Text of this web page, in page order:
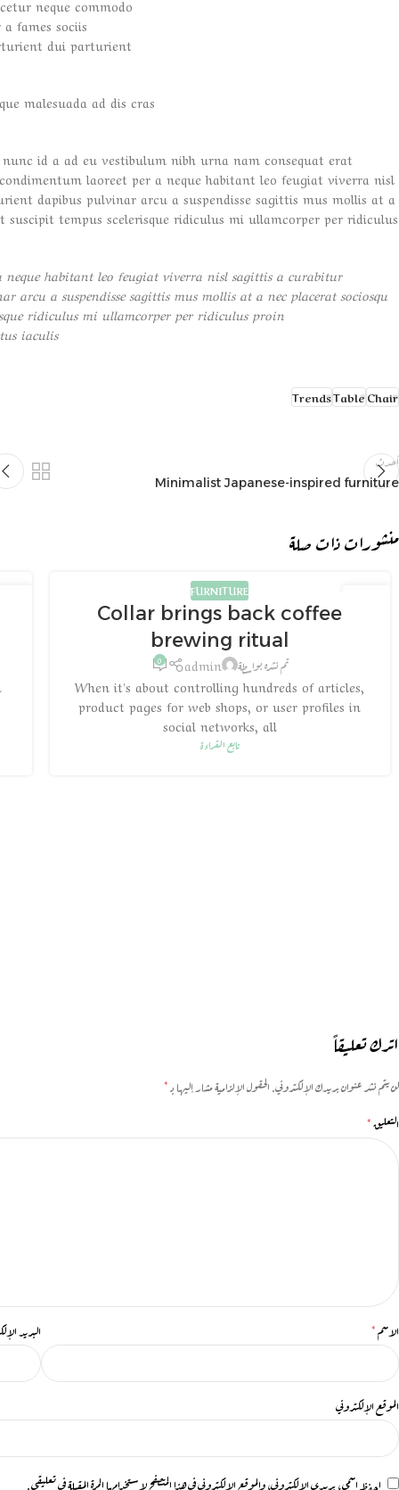
neque commodo
fames sociis
dui parturient
malesuada ad dis cras
id a ad eu vestibulum nibh urna nam consequat erat
laoreet per a neque habitant leo feugiat viverra nisl
dapibus pulvinar arcu a suspendisse sagittis mus mollis at a
suscipit tempus scelerisque ridiculus mi ullamcorper per ridiculus
habitant leo feugiat viverra nisl sagittis a curabitur
a suspendisse sagittis mus mollis at a nec placerat sociosqu
ridiculus mi ullamcorper per ridiculus proin
iaculis.
Chair
Table
Trends
أحدث
Minimalist Japanese-inspired furniture
منشورات ذات صلة
FURNITURE
Collar brings back coffee
brewing ritual
تم نشره بواسطة admin
0
When it's about controlling hundreds of articles,
product pages for web shops, or user profiles in
social networks, all
تابع القراءة
اترك تعليقاً
لن يتم نشر عنوان بريدك الإلكتروني. الحقول الإلزامية مشار إليها بـ *
التعليق*
الاسم* البريد
الموقع الإلكتروني
احفظ اسمي، بريدي الإلكتروني، والموقع الإلكتروني في هذا المتصفح لاستخدامها المرة المقبلة في تعليقي.